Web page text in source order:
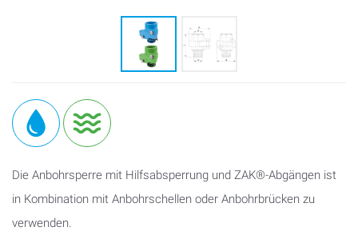
Die Anbohrsperre mit Hilfsabsperrung und ZAK®-Abgängen ist
in Kombination mit Anbohrschellen oder Anbohrbrücken zu
verwenden.